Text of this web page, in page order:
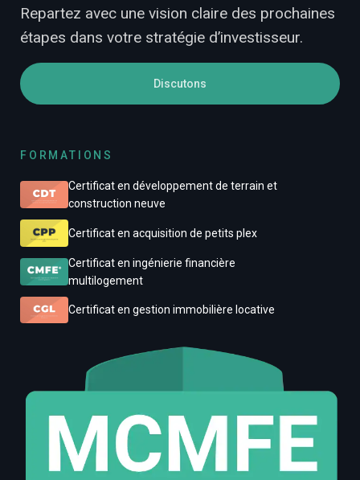
Repartez avec une vision claire des prochaines
étapes dans votre stratégie d’investisseur.
Discutons
FORMATIONS
Certificat en développement de terrain et
construction neuve
Certificat en acquisition de petits plex
Certificat en ingénierie financière
multilogement
Certificat en gestion immobilière locative